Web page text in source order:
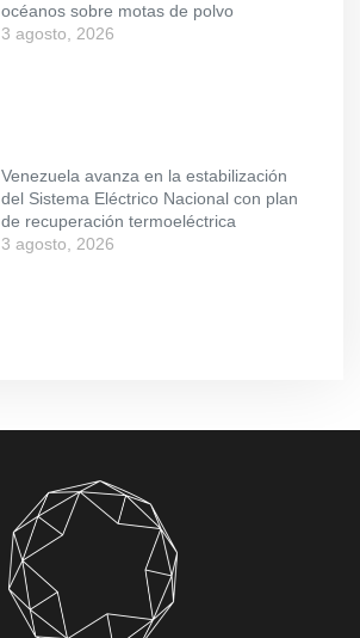
océanos sobre motas de polvo
3 agosto, 2026
Venezuela avanza en la estabilización
del Sistema Eléctrico Nacional con plan
de recuperación termoeléctrica
3 agosto, 2026